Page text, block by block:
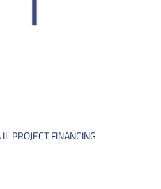
PROJECT FINANCING